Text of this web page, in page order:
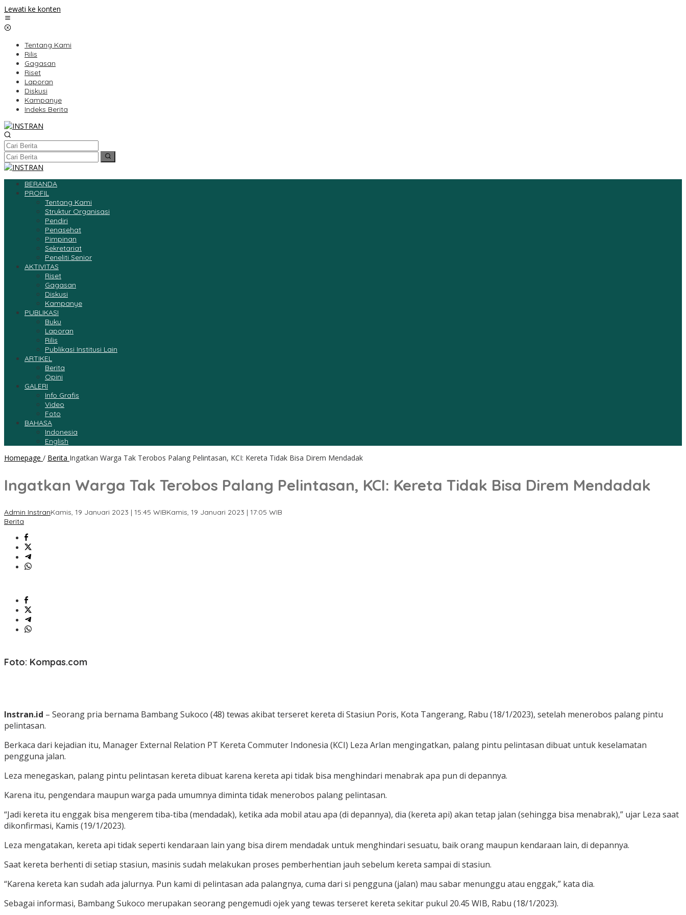
Lewati ke konten
Tentang Kami
Rilis
Gagasan
Riset
Laporan
Diskusi
Kampanye
Indeks Berita
BERANDA
PROFIL
Tentang Kami
Struktur Organisasi
Pendiri
Penasehat
Pimpinan
Sekretariat
Peneliti Senior
AKTIVITAS
Riset
Gagasan
Diskusi
Kampanye
PUBLIKASI
Buku
Laporan
Rilis
Publikasi Institusi Lain
ARTIKEL
Berita
Opini
GALERI
Info Grafis
Video
Foto
BAHASA
Indonesia
English
Homepage / Berita Ingatkan Warga Tak Terobos Palang Pelintasan, KCI: Kereta Tidak Bisa Direm Mendadak
Ingatkan Warga Tak Terobos Palang Pelintasan, KCI: Kereta Tidak Bisa Direm Mendadak
Admin InstranKamis, 19 Januari 2023 | 15:45 WIBKamis, 19 Januari 2023 | 17:05 WIB
Berita
Foto: Kompas.com
Instran.id – Seorang pria bernama Bambang Sukoco (48) tewas akibat terseret kereta di Stasiun Poris, Kota Tangerang, Rabu (18/1/2023), setelah menerobos palang pintu
pelintasan.
Berkaca dari kejadian itu, Manager External Relation PT Kereta Commuter Indonesia (KCI) Leza Arlan mengingatkan, palang pintu pelintasan dibuat untuk keselamatan
pengguna jalan.
Leza menegaskan, palang pintu pelintasan kereta dibuat karena kereta api tidak bisa menghindari menabrak apa pun di depannya.
Karena itu, pengendara maupun warga pada umumnya diminta tidak menerobos palang pelintasan.
“Jadi kereta itu enggak bisa mengerem tiba-tiba (mendadak), ketika ada mobil atau apa (di depannya), dia (kereta api) akan tetap jalan (sehingga bisa menabrak),” ujar Leza saat
dikonfirmasi, Kamis (19/1/2023).
Leza mengatakan, kereta api tidak seperti kendaraan lain yang bisa direm mendadak untuk menghindari sesuatu, baik orang maupun kendaraan lain, di depannya.
Saat kereta berhenti di setiap stasiun, masinis sudah melakukan proses pemberhentian jauh sebelum kereta sampai di stasiun.
“Karena kereta kan sudah ada jalurnya. Pun kami di pelintasan ada palangnya, cuma dari si pengguna (jalan) mau sabar menunggu atau enggak,” kata dia.
Sebagai informasi, Bambang Sukoco merupakan seorang pengemudi ojek yang tewas terseret kereta sekitar pukul 20.45 WIB, Rabu (18/1/2023).